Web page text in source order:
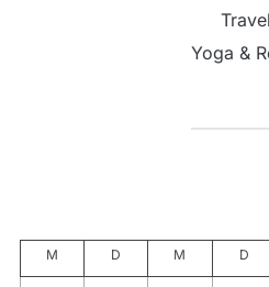
Travel
Yoga &
M D M D